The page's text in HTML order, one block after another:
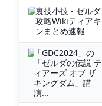
裏技小技 - ゼルダ
攻略Wikiティアキ
ンまとめ速報
「GDC2024」の
「ゼルダの伝説 テ
ィアーズ オブ ザ
キングダム」講
演...